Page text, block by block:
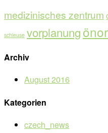
medizinisches zentrum
schleuse vorplanung
Archiv
August 2016
Kategorien
czech_news